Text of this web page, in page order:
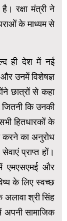
रक्षा मंत्री ने
के माध्यम से
ही देश में नई
उनमें विशेषज्ञ
छात्रों से कहा
जितनी कि उनकी
हितधारकों के
करने का अनुरोध
प्राप्त हों।
एमएसएमई और
के लिए स्वच्छ
अलावा श्री सिंह
सामाजिक